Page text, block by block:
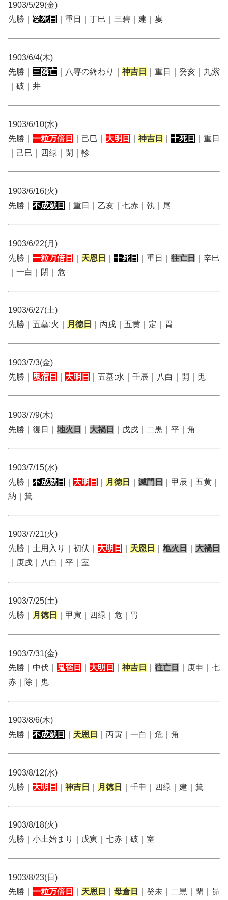
1903/5/29(金)
先勝｜ 受死日 ｜重日｜丁巳｜三碧｜建｜婁
1903/6/4(木)
先勝｜ 三隣亡 ｜八専の終わり｜ 神吉日
｜重日｜癸亥｜九紫
｜破｜井
1903/6/10(水)
先勝｜ 一粒万倍日 ｜己巳｜ 大明日 神吉日 十死日
｜重日
｜己巳｜四緑｜閉｜軫
1903/6/16(火)
先勝｜ 不成就日 ｜重日｜乙亥｜七赤｜執｜尾
1903/6/22(月)
先勝｜ 一粒万倍日 天恩日 十死日 ｜重日｜ 往亡日
｜辛巳
｜一白｜閉｜危
1903/6/27(土)
先勝｜五墓:火｜
月徳日 ｜丙戌｜五黄｜定｜胃
1903/7/3(金)
先勝｜
鬼宿日 大明日 ｜五墓:水｜壬辰｜八白｜開｜鬼
1903/7/9(木)
先勝｜復日｜ 地火日 大禍日 ｜戊戌｜二黒｜平｜角
1903/7/15(水)
先勝｜ 不成就日 大明日 月徳日 滅門日
｜甲辰｜五黄｜
納｜箕
1903/7/21(火)
先勝｜土用入り｜初伏｜ 大明日 天恩日 地火日
大禍日
｜庚戌｜八白｜平｜室
1903/7/25(土)
先勝｜
月徳日 ｜甲寅｜四緑｜危｜胃
1903/7/31(金)
先勝｜中伏｜
鬼宿日 大明日 神吉日 往亡日
｜庚申｜七
赤｜除｜鬼
1903/8/6(木)
先勝｜ 不成就日 天恩日 ｜丙寅｜一白｜危｜角
1903/8/12(水)
先勝｜ 大明日 神吉日 月徳日 ｜壬申｜四緑｜建｜箕
1903/8/18(火)
先勝｜小土始まり｜戊寅｜七赤｜破｜室
1903/8/23(日)
先勝｜ 一粒万倍日 天恩日 母倉日 ｜癸未｜二黒｜閉｜昴